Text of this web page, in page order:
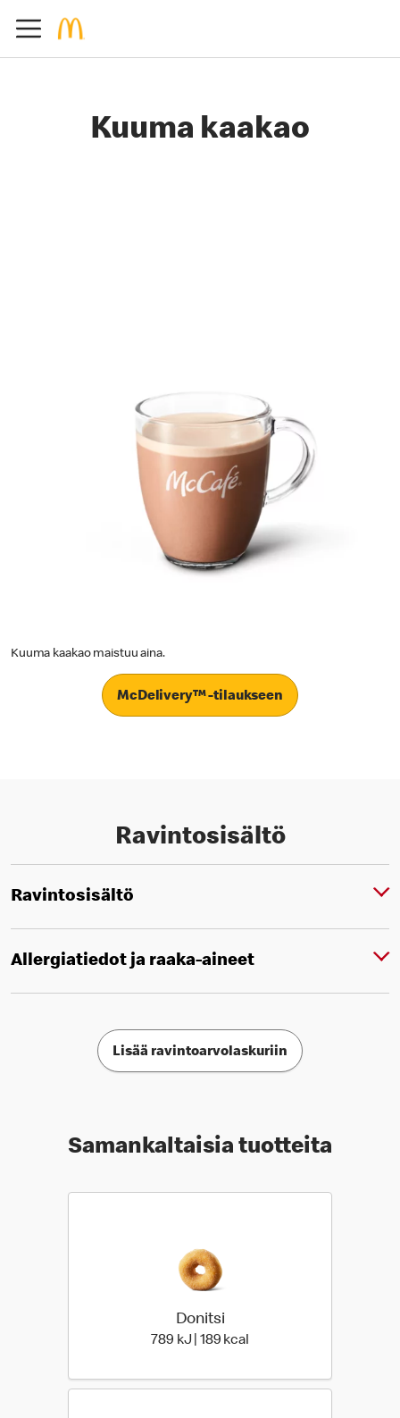
Kuuma kaakao
Kuuma kaakao maistuu aina.
McDelivery™ -tilaukseen
Ravintosisältö
Ravintosisältö
Allergiatiedot ja raaka-aineet
Lisää ravintoarvolaskuriin
Samankaltaisia tuotteita
Donitsi
789 kJ | 189 kcal